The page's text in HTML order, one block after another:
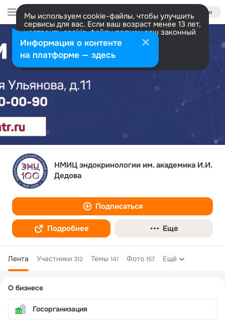
Войти
Мы используем cookie-файлы, чтобы улучшить
сервисы для вас. Если ваш возраст менее 13 лет,
настроить cookie-файлы должен ваш законный
представитель. Больше информации
Разрешить все Настроить
НМИЦ эндокринологии им. академика И.И.
Дедова
Подписаться
Подробнее Еще
Лента Участники 312 Темы 141 Фото 157 Ещё
колонка
О бизнесе
Госорганизация
Информация о контенте
на платформе — здесь